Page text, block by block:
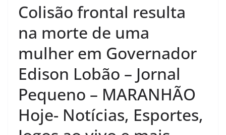
Colisão frontal resulta
na morte de uma
mulher em Governador
Edison Lobão – Jornal
Pequeno – MARANHÃO
Hoje- Notícias, Esportes,